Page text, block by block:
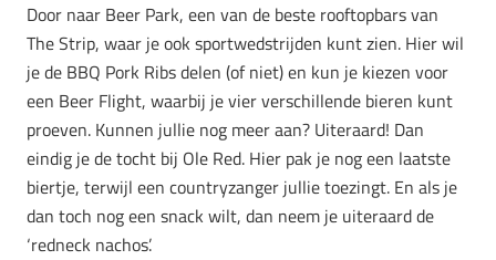
Door naar Beer Park, een van de beste rooftopbars van
The Strip, waar je ook sportwedstrijden kunt zien. Hier wil
je de BBQ Pork Ribs delen (of niet) en kun je kiezen voor
een Beer Flight, waarbij je vier verschillende bieren kunt
proeven. Kunnen jullie nog meer aan? Uiteraard! Dan
eindig je de tocht bij Ole Red. Hier pak je nog een laatste
biertje, terwijl een countryzanger jullie toezingt. En als je
dan toch nog een snack wilt, dan neem je uiteraard de
‘redneck nachos’.